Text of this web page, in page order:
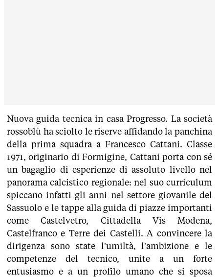
Nuova guida tecnica in casa Progresso. La società
rossoblù ha sciolto le riserve affidando la panchina
della prima squadra a Francesco Cattani. Classe
1971, originario di Formigine, Cattani porta con sé
un bagaglio di esperienze di assoluto livello nel
panorama calcistico regionale: nel suo curriculum
spiccano infatti gli anni nel settore giovanile del
Sassuolo e le tappe alla guida di piazze importanti
come Castelvetro, Cittadella Vis Modena,
Castelfranco e Terre dei Castelli. A convincere la
dirigenza sono state l'umiltà, l'ambizione e le
competenze del tecnico, unite a un forte
entusiasmo e a un profilo umano che si sposa